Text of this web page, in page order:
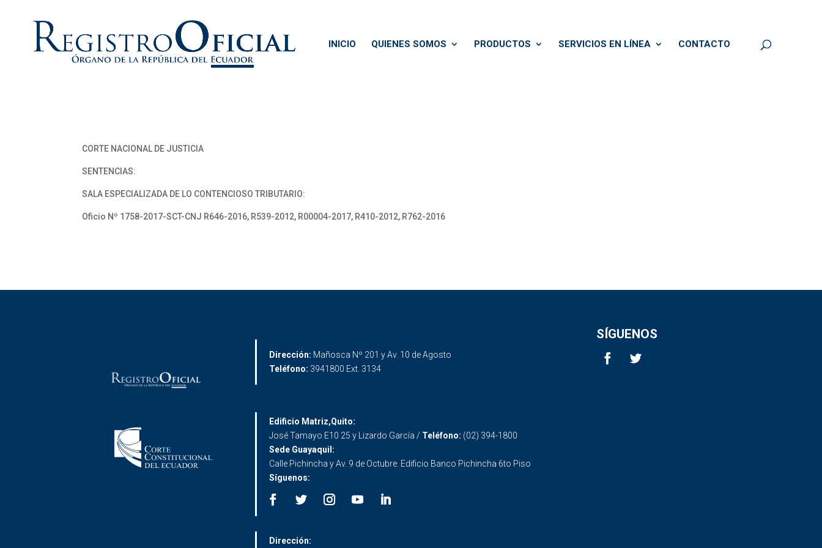
INICIO QUIENES SOMOS PRODUCTOS SERVICIOS EN LÍNEA CONTACTO
CORTE NACIONAL DE JUSTICIA
SENTENCIAS:
SALA ESPECIALIZADA DE LO CONTENCIOSO TRIBUTARIO:
Oficio Nº 1758-2017-SCT-CNJ R646-2016, R539-2012, R00004-2017, R410-2012, R762-2016
Dirección: Mañosca Nº 201 y Av. 10 de Agosto
Teléfono: 3941800 Ext. 3134
SÍGUENOS
Edificio Matriz,Quito:
José Tamayo E10 25 y Lizardo García / Teléfono: (02) 394-1800
Sede Guayaquil:
Calle Pichincha y Av. 9 de Octubre. Edificio Banco Pichincha 6to Piso
Síguenos:
Dirección: